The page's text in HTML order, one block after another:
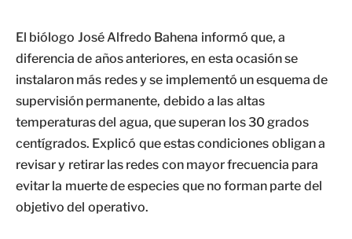
El biólogo José Alfredo Bahena informó que, a
diferencia de años anteriores, en esta ocasión se
instalaron más redes y se implementó un esquema de
supervisión permanente, debido a las altas
temperaturas del agua, que superan los 30 grados
centígrados. Explicó que estas condiciones obligan a
revisar y retirar las redes con mayor frecuencia para
evitar la muerte de especies que no forman parte del
objetivo del operativo.